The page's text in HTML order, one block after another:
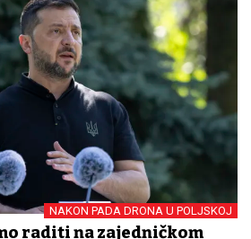
NAKON PADA DRONA U POLJSKOJ
raditi na zajedničkom